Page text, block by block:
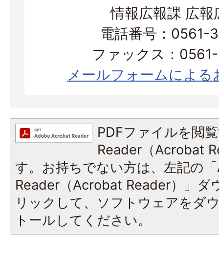
情報広報課 広報
電話番号：0561-
ファックス：
メールフォームによる
PDFファイルを閲
Reader（Acrobat
す。お持ちでない方は、左記の
Reader（Acrobat Reader）」ダ
リックして、ソフトウェアをダ
トールしてください。